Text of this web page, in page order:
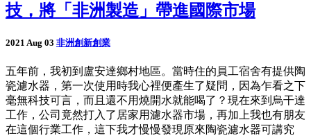
技，將「非洲製造」帶進國際市場
2021 Aug 03 非洲創新創業
五年前，我初到盧安達鄉村地區。當時住的員工宿舍有提供陶
瓷濾水器，第一次使用時我心裡便產生了疑問，因為乍看之下
毫無科技可言，而且還不用燒開水就能喝了？現在來到烏干達
工作，公司竟然打入了居家用濾水器市場，再加上我也有朋友
在這個行業工作，這下我才慢慢發現原來陶瓷濾水器可講究